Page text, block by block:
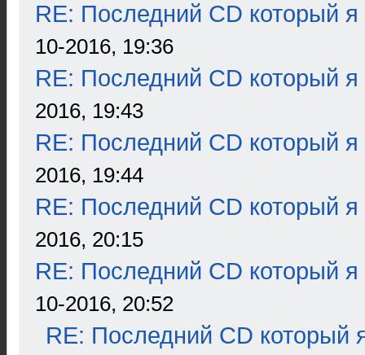
RE: Последний CD который я
10-2016, 19:36
RE: Последний CD который я
2016, 19:43
RE: Последний CD который я
2016, 19:44
RE: Последний CD который я
2016, 20:15
RE: Последний CD который я
10-2016, 20:52
RE: Последний CD который